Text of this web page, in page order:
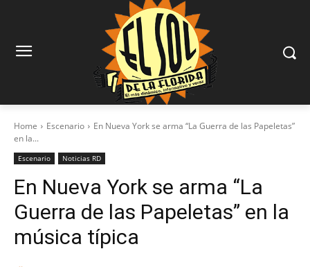
Home Escenario
En Nueva York se arma “La Guerra de las Papeletas”
en la...
Escenario Noticias RD
En Nueva York se arma “La
Guerra de las Papeletas” en la
música típica